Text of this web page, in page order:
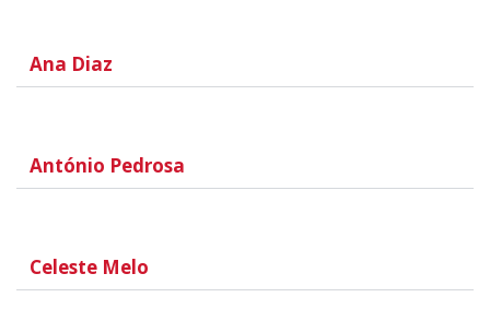
Ana Diaz
António Pedrosa
Celeste Melo